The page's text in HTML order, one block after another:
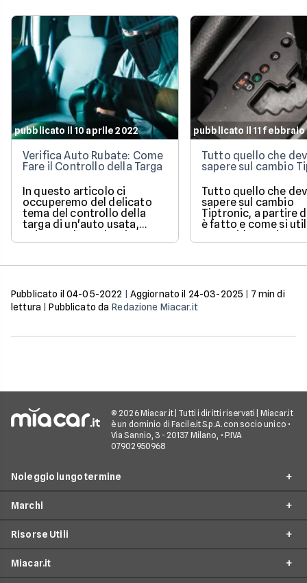
pubblicato il 10 aprile 2022
Verifica Auto Rubate: Come
Fare il Controllo della Targa
In questo articolo ci
occuperemo del delicato
tema del controllo della
targa di un'auto usata,
un'operazione che si
effettua quando si ha il
sia stata rubata. Ne
procedura e attendibilità.
pubblicato il 11 febbraio
Tutto quello che
sapere sul cambio
Tutto quello che
sapere sul cambio
Tiptronic, a partire
è fatto e come si
Una guida pratica e
semplice di un
Pubblicato il 04-05-2022 Aggiornato il 24-03-2025 7min di
lettura |Pubblicato da Redazione Miacar.it
© 2026 Miacar.it | Tutti i diritti riservati | Miacar.it
è un dominio di Facile.it S.p.A. con socio unico •
Via Sannio, 3 - 20137 Milano, • P.IVA
07902950968
Noleggio lungo termine
Noleggio per partite IVA
Noleggio per privati
Marchi
BMW
Risorse Utili
Miacar.it